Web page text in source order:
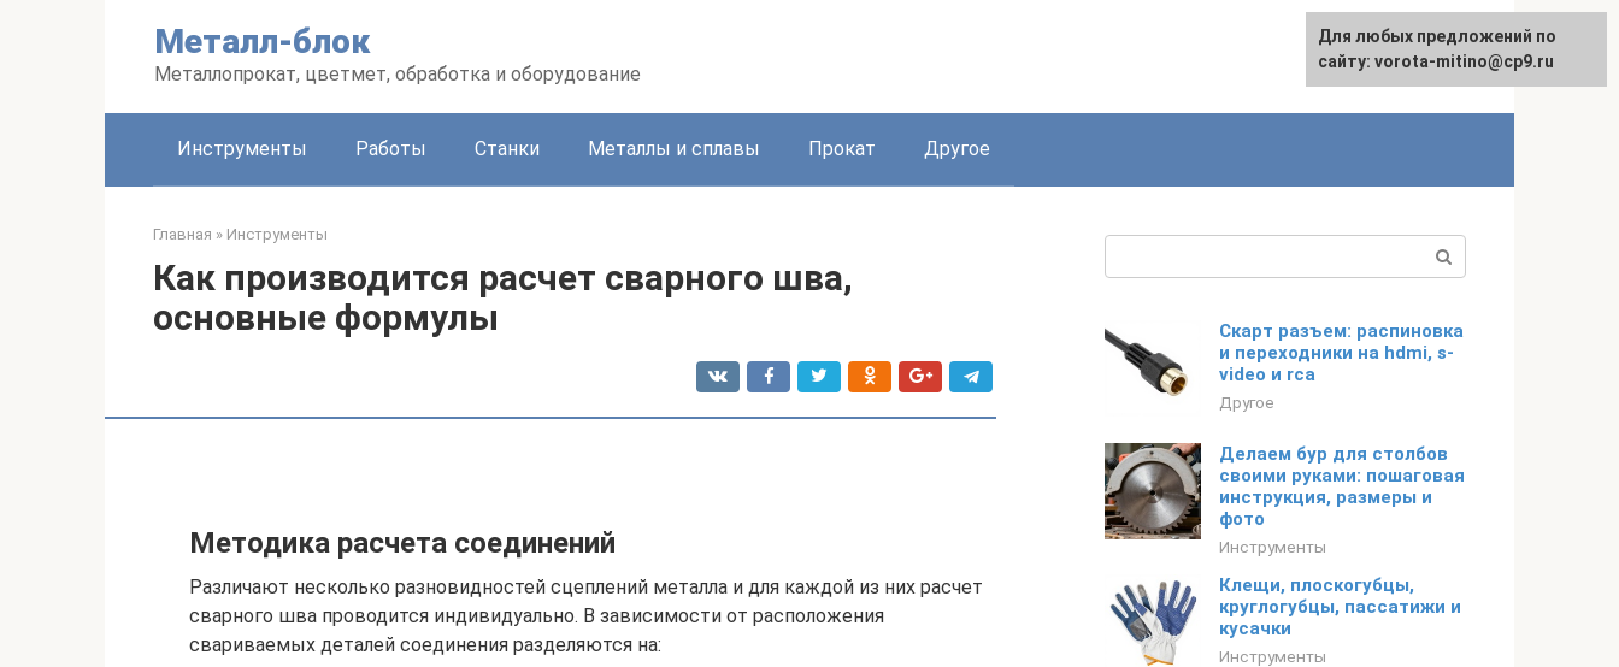
Металл-блок
Металлопрокат, цветмет, обработка и оборудование
Инструменты Работы Станки Металлы и сплавы Прокат Другое
Главная » Инструменты
Как производится расчет сварного шва,
основные формулы
Методика расчета соединений
Различают несколько разновидностей сцеплений металла и для каждой из них расчет
сварного шва проводится индивидуально. В зависимости от расположения
свариваемых деталей соединения разделяются на:
Скарт разъем: распиновка
и переходники на hdmi, s-
video и rca
Другое
Делаем бур для столбов
своими руками: пошаговая
инструкция, размеры и
фото
Инструменты
Клещи, плоскогубцы,
круглогубцы, пассатижи и
кусачки
Инструменты
Для любых предложений по
сайту: vorota-mitino@cp9.ru